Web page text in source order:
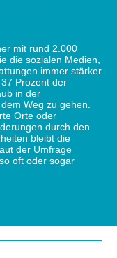
mit rund 2.000
die sozialen Medien,
immer stärker
Prozent der
in der
Weg zu gehen.
Orte oder
durch den
bleibt die
der Umfrage
oft oder sogar